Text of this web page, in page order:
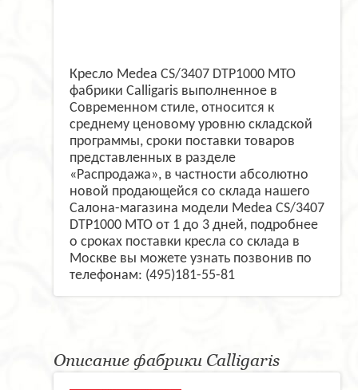
Кресло Medea CS/3407 DTP1000 MTO
фабрики Calligaris выполненное в
Современном стиле, относится к
среднему ценовому уровню складской
программы, сроки поставки товаров
представленных в разделе
«Распродажа», в частности абсолютно
новой продающейся со склада нашего
Салона-магазина модели Medea CS/3407
DTP1000 MTO от 1 до 3 дней, подробнее
о сроках поставки кресла со склада в
Москве вы можете узнать позвонив по
телефонам: (495)181-55-81
Описание фабрики Calligaris